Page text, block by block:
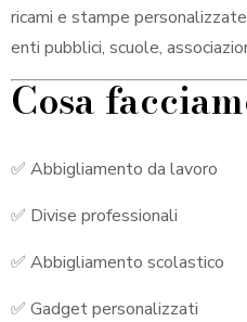
ricami e stampe
enti pubblici, scuole,
Cosa
✅ Abbigliamento da lavoro
✅ Divise professionali
✅ Abbigliamento scolastico
✅ Gadget personalizzati